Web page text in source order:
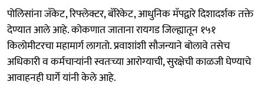
पोलिसांना जॅकेट, रिफ्लेक्टर, बॅरिकेट, आधुनिक मॅपद्वारे दिशादर्शक तक्ते
देण्यात आले आहे. कोकणात जाताना रायगड जिल्ह्यातून १५१
किलोमीटरचा महामार्ग लागतो. प्रवाशांशी सौजन्याने बोलावे तसेच
अधिकारी व कर्मचाऱ्यांनी स्वतःच्या आरोग्‍याची, सुरक्षेची काळजी घेण्याचे
आवाहनही घार्गे यांनी केले आहे.